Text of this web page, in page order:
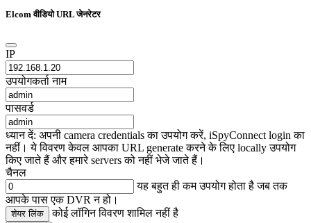
Elcom वीडियो URL जेनरेटर
IP
उपयोगकर्ता नाम
पासवर्ड
ध्यान दें: अपनी camera credentials का उपयोग करें, iSpyConnect login का
नहीं। ये विवरण केवल आपका URL generate करने के लिए locally उपयोग
किए जाते हैं और हमारे servers को नहीं भेजे जाते हैं।
चैनल
यह बहुत ही कम उपयोग होता है जब तक
आपके पास एक DVR न हो।
शेयर लिंक कोई लॉगिन विवरण शामिल नहीं है